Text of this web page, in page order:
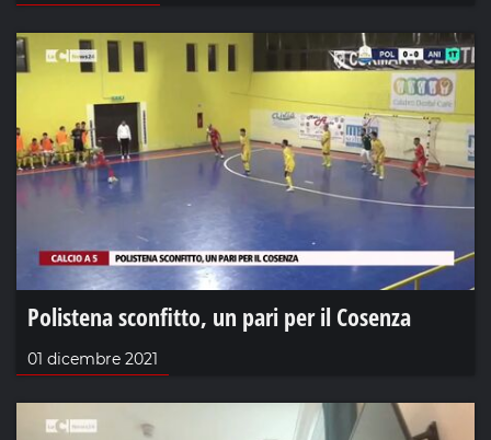
Polistena sconfitto, un pari per il Cosenza
01 dicembre 2021